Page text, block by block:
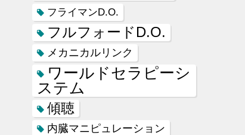
フライマンD.O.
フルフォードD.O.
メカニカルリンク
ワールドセラピーシ
ステム
傾聴
内臓マニピュレーション